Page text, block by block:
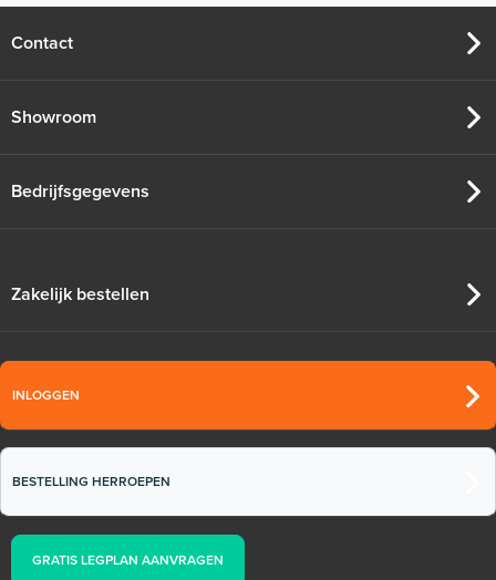
Contact
Showroom
Bedrijfsgegevens
Zakelijk bestellen
INLOGGEN
BESTELLING HERROEPEN
GRATIS LEGPLAN AANVRAGEN